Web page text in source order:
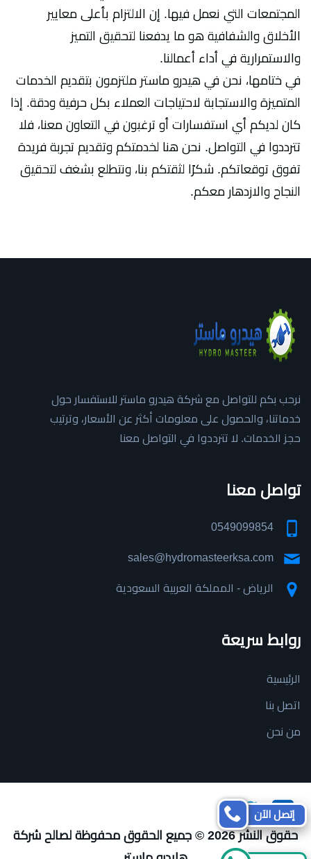
المجتمعات التي نعمل فيها. إن الالتزام بأعلى معايير
الأخلاق والشفافية هو ما يدفعنا لتحقيق التميز
والاستمرارية في أداء أعمالنا.
في ختامها، نحن في هيدرو ماستر ملتزمون بتقديم الخدمات
المتميزة والاستجابة لاحتياجات العملاء بكل حرفية ودقة. إذا
كان لديكم أي استفسارات أو ترغبون في التعاون معنا، فلا
تترددوا في التواصل. نحن هنا لخدمتكم وتقديم تجربة فريدة
تفوق توقعاتكم. شكرًا لثقتكم بنا، ونتطلع بشغف لتحقيق
النجاح والازدهار معكم.
نرحب بكم للتواصل مع شركة هيدرو ماستر للاستفسار حول
خدماتنا، والحصول على معلومات أكثر عن الأسعار، وترتيب
حجز الخدمات. لا تترددوا في التواصل معنا
تواصل معنا
الرياض - المملكة العربية السعودية
روابط سريعة
الرئيسية
اتصل بنا
من نحن
تابعنا
على
فيسبوك
تابعنا
على
تويتر
حقوق النشر 2026 © جميع الحقوق محفوظة لصالح شركة
إتصل الآن